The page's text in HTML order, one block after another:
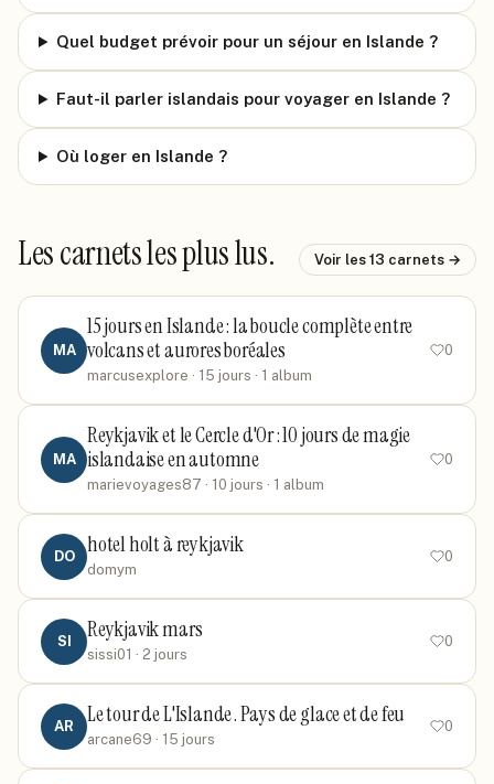
Quel budget prévoir pour un séjour en Islande ?
Faut-il parler islandais pour voyager en Islande ?
Où loger en Islande ?
Les carnets les plus lus. Voir les 13 carnets →
MA
15 jours en Islande : la boucle complète entre
volcans et aurores boréales
marcusexplore · 15 jours · 1 album
0
MA
Reykjavik et le Cercle d'Or : 10 jours de magie
islandaise en automne
marievoyages87 · 10 jours · 1 album
0
DO hotel holt à reykjavik
domym
0
SI Reykjavik mars
sissi01 · 2 jours
0
AR Le tour de L'Islande . Pays de glace et de feu
arcane69 · 15 jours
0